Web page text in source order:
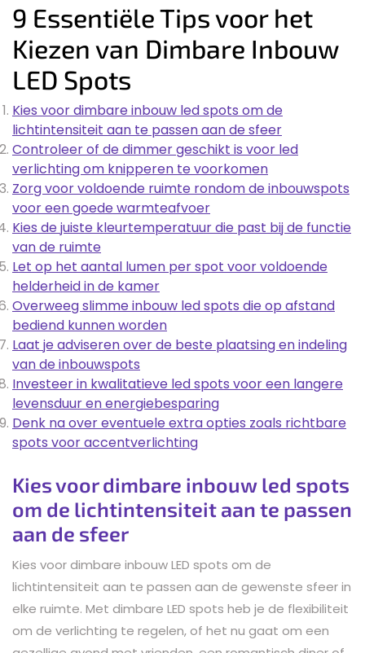
9 Essentiële Tips voor het
Kiezen van Dimbare Inbouw
LED Spots
Kies voor dimbare inbouw led spots om de
lichtintensiteit aan te passen aan de sfeer
Controleer of de dimmer geschikt is voor led
verlichting om knipperen te voorkomen
Zorg voor voldoende ruimte rondom de inbouwspots
voor een goede warmteafvoer
Kies de juiste kleurtemperatuur die past bij de functie
van de ruimte
Let op het aantal lumen per spot voor voldoende
helderheid in de kamer
Overweeg slimme inbouw led spots die op afstand
bediend kunnen worden
Laat je adviseren over de beste plaatsing en indeling
van de inbouwspots
Investeer in kwalitatieve led spots voor een langere
levensduur en energiebesparing
Denk na over eventuele extra opties zoals richtbare
spots voor accentverlichting
Kies voor dimbare inbouw led spots
om de lichtintensiteit aan te passen
aan de sfeer
Kies voor dimbare inbouw LED spots om de
lichtintensiteit aan te passen aan de gewenste sfeer in
elke ruimte. Met dimbare LED spots heb je de flexibiliteit
om de verlichting te regelen, of het nu gaat om een